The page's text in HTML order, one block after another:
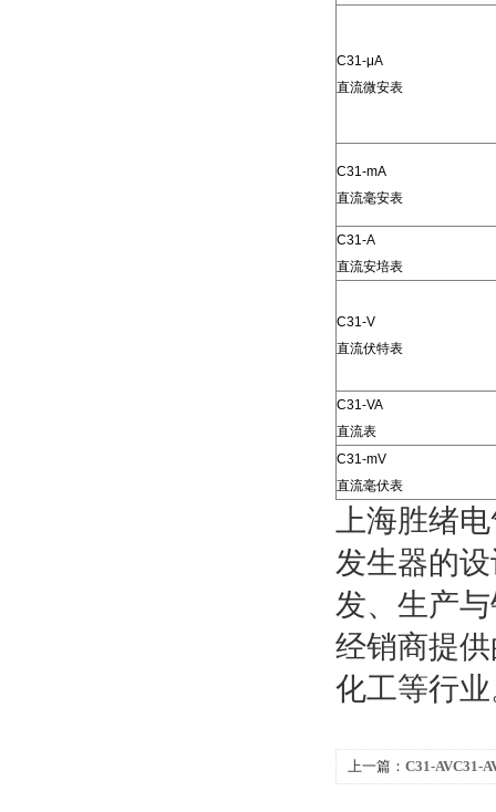
C31-μA
直流微安表
C31-mA
直流毫安表
C31-A
直流安培表
C31-V
直流伏特表
C31-VA
直流表
C31-mV
直流毫伏表
上海胜绪
发生器的
发、生产
经销商提
化工等行
上一篇： C31-AVC31-